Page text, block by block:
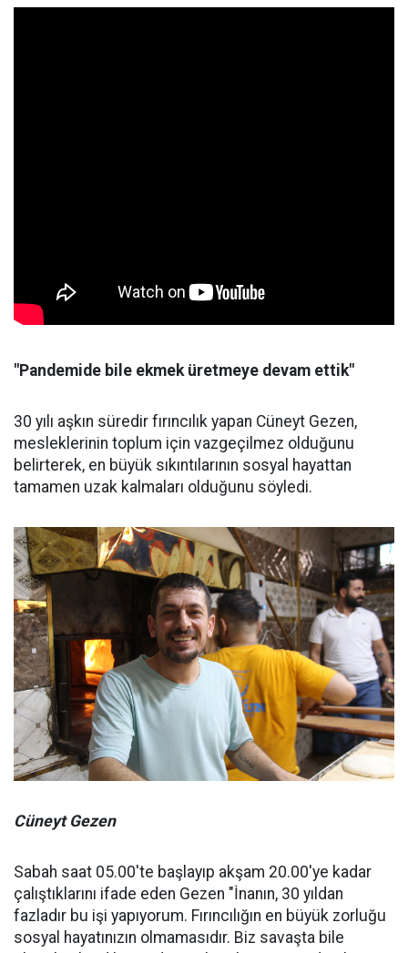
"Pandemide bile ekmek üretmeye devam ettik"
30 yılı aşkın süredir fırıncılık yapan Cüneyt Gezen,
mesleklerinin toplum için vazgeçilmez olduğunu
belirterek, en büyük sıkıntılarının sosyal hayattan
tamamen uzak kalmaları olduğunu söyledi.
Cüneyt Gezen
Sabah saat 05.00'te başlayıp akşam 20.00'ye kadar
çalıştıklarını ifade eden Gezen "İnanın, 30 yıldan
fazladır bu işi yapıyorum. Fırıncılığın en büyük zorluğu
sosyal hayatınızın olmamasıdır. Biz savaşta bile